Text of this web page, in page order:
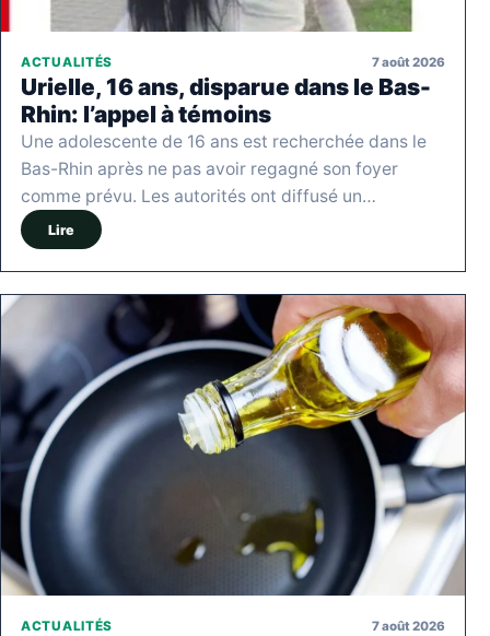
ACTUALITÉS 7 août 2026
Urielle, 16 ans, disparue dans le Bas-
Rhin: l’appel à témoins
Une adolescente de 16 ans est recherchée dans le
Bas-Rhin après ne pas avoir regagné son foyer
comme prévu. Les autorités ont diffusé un…
Lire
ACTUALITÉS 7 août 2026